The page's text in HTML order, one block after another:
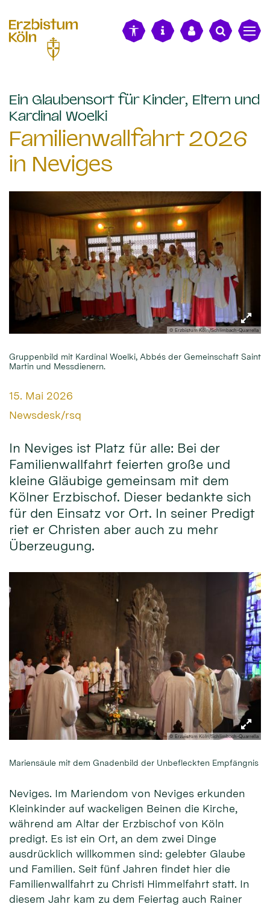
Ein Glaubensort für Kinder, Eltern und
Kardinal Woelki:
Familienwallfahrt 2026
in Neviges
© Erzbistum Köln/Schlimbach-Quarrella
Gruppenbild mit Kardinal Woelki, Abbés der Gemeinschaft Saint
Martin und Messdienern.
Datum:
15. Mai 2026
Von:
Newsdesk/rsq
In Neviges ist Platz für alle: Bei der
Familienwallfahrt feierten große und
kleine Gläubige gemeinsam mit dem
Kölner Erzbischof. Dieser bedankte sich
für den Einsatz vor Ort. In seiner Predigt
riet er Christen aber auch zu mehr
Überzeugung.
© Erzbistum Köln/Schlimbach-Quarrella
Mariensäule mit dem Gnadenbild der Unbefleckten Empfängnis
Neviges. Im Mariendom von Neviges erkunden
Kleinkinder auf wackeligen Beinen die Kirche,
während am Altar der Erzbischof von Köln
predigt. Es ist ein Ort, an dem zwei Dinge
ausdrücklich willkommen sind: gelebter Glaube
und Familien. Seit fünf Jahren findet hier die
Familienwallfahrt zu Christi Himmelfahrt statt. In
diesem Jahr kam zu dem Feiertag auch Rainer